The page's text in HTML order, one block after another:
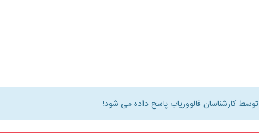
توسط کارشناسان فالووریاب پاسخ داده می شود!